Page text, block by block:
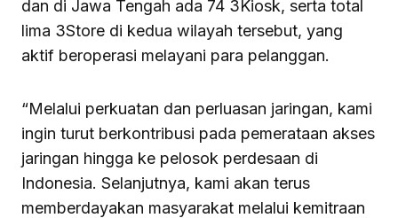
dan di Jawa Tengah ada 74 3Kiosk, serta total
lima 3Store di kedua wilayah tersebut, yang
aktif beroperasi melayani para pelanggan.
“Melalui perkuatan dan perluasan jaringan, kami
ingin turut berkontribusi pada pemerataan akses
jaringan hingga ke pelosok perdesaan di
Indonesia. Selanjutnya, kami akan terus
memberdayakan masyarakat melalui kemitraan